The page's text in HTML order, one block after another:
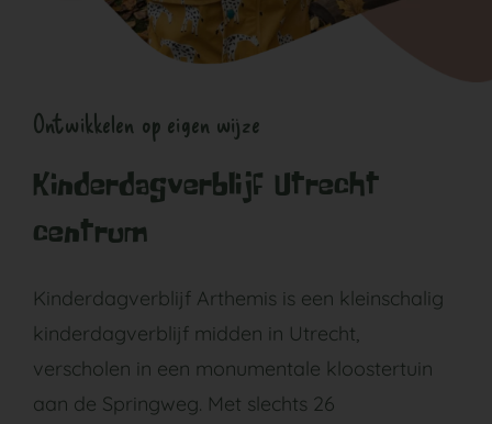
Ontwikkelen op eigen wijze
Kinderdagverblijf Utrecht
centrum
Kinderdagverblijf Arthemis is een kleinschalig
kinderdagverblijf midden in Utrecht,
verscholen in een monumentale kloostertuin
aan de Springweg. Met slechts 26